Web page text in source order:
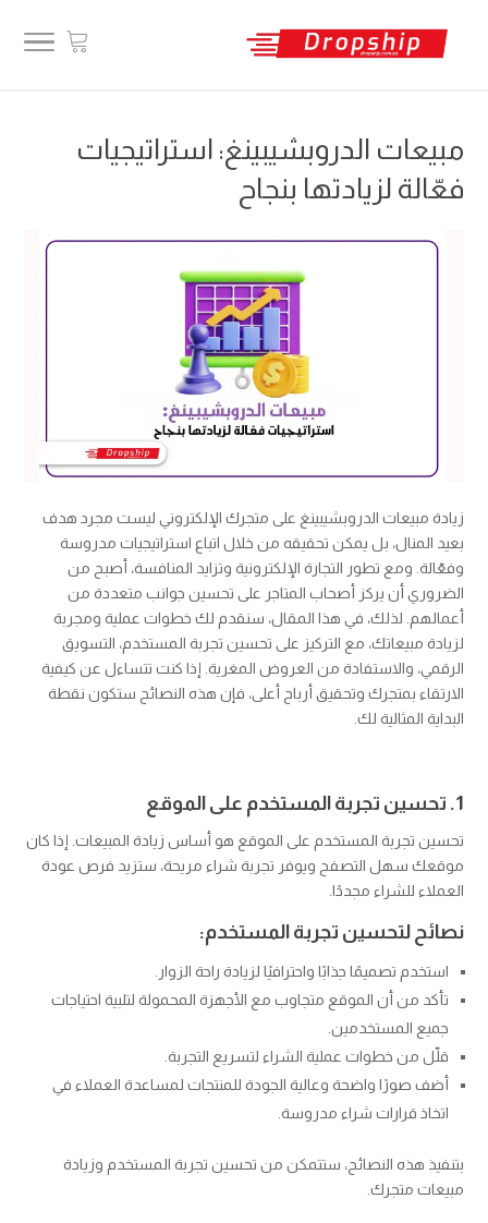
مبيعات الدروبشيبينغ: استراتيجيات
فعّالة لزيادتها بنجاح
زيادة مبيعات الدروبشيبينغ على متجرك الإلكتروني ليست مجرد هدف
بعيد المنال، بل يمكن تحقيقه من خلال اتباع استراتيجيات مدروسة
وفعّالة. ومع تطور التجارة الإلكترونية وتزايد المنافسة، أصبح من
الضروري أن يركز أصحاب المتاجر على تحسين جوانب متعددة من
أعمالهم. لذلك، في هذا المقال، سنقدم لك خطوات عملية ومجربة
لزيادة مبيعاتك، مع التركيز على تحسين تجربة المستخدم، التسويق
الرقمي، والاستفادة من العروض المغرية. إذا كنت تتساءل عن كيفية
الارتقاء بمتجرك وتحقيق أرباح أعلى، فإن هذه النصائح ستكون نقطة
البداية المثالية لك.
1. تحسين تجربة المستخدم على الموقع
تحسين تجربة المستخدم على الموقع هو أساس زيادة المبيعات. إذا كان
موقعك سهل التصفح ويوفر تجربة شراء مريحة، ستزيد فرص عودة
العملاء للشراء مجددًا.
نصائح لتحسين تجربة المستخدم:
استخدم تصميمًا جذابًا واحترافيًا لزيادة راحة الزوار.
تأكد من أن الموقع متجاوب مع الأجهزة المحمولة لتلبية احتياجات
جميع المستخدمين.
قلّل من خطوات عملية الشراء لتسريع التجربة.
أضف صورًا واضحة وعالية الجودة للمنتجات لمساعدة العملاء في
اتخاذ قرارات شراء مدروسة.
بتنفيذ هذه النصائح، ستتمكن من تحسين تجربة المستخدم وزيادة
مبيعات متجرك.